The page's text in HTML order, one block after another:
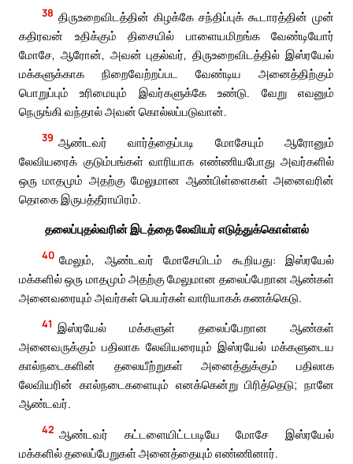
38 திருஉறைவிடத்தின் கிழக்கே சந்திப்புக் கூடாரத்தின் முன்
கதிரவன் உதிக்கும் திசையில் பாளையமிறங்க வேண்டியோர்
மோசே, ஆரோன், அவன் புதல்வர், திருஉறைவிடத்தில் இஸ்ரயேல்
மக்களுக்காக நிறைவேற்றப்பட வேண்டிய அனைத்திற்கும்
பொறுப்பும் உரிமையும் இவர்களுக்கே உண்டு. வேறு எவனும்
நெருங்கி வந்தால் அவன் கொல்லப்படுவான்.
39 ஆண்டவர் வார்த்தைப்படி மோசேயும் ஆரோனும்
லேவியரைக் குடும்பங்கள் வாரியாக எண்ணியபோது அவர்களில்
ஒரு மாதமும் அதற்கு மேலுமான ஆண்பிள்ளைகள் அனைவரின்
தொகை இருபத்தீராயிரம்.
தலைப்புதல்வரின் இடத்தை லேவியர் எடுத்துக்கொள்ளல்
40 மேலும், ஆண்டவர் மோசேயிடம் கூறியது: இஸ்ரயேல்
மக்களில் ஒரு மாதமும் அதற்கு மேலுமான தலைப்பேறான ஆண்கள்
அனைவரையும் அவர்கள் பெயர்கள் வாரியாகக் கணக்கெடு.
41 இஸ்ரயேல் மக்களுள் தலைப்பேறான ஆண்கள்
அனைவருக்கும் பதிலாக லேவியரையும் இஸ்ரயேல் மக்களுடைய
கால்நடைகளின் தலையீற்றுகள் அனைத்துக்கும் பதிலாக
லேவியரின் கால்நடைகளையும் எனக்கென்று பிரித்தெடு; நானே
ஆண்டவர்.
42 ஆண்டவர் கட்டளையிட்டபடியே மோசே இஸ்ரயேல்
மக்களில் தலைப்பேறுகள் அனைத்தையும் எண்ணினார்.